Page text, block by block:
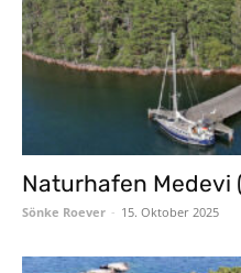
Naturhafen
Sönke Roever - 15. Oktober 2025